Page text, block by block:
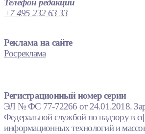
Телефон редакции
+7 495 232 63 33
Реклама на сайте
Росреклама
Регистрационный номер серии
ЭЛ № ФС 77-72266 от 24.01.2018.
Федеральной службой по надзору в
информационных технологий и